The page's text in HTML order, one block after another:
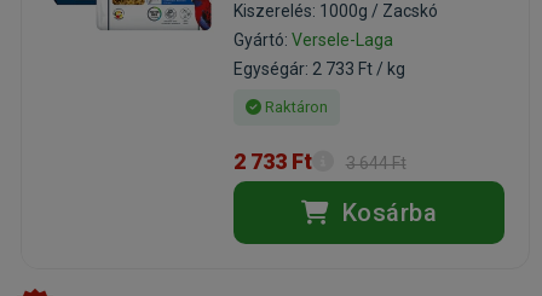
Kiszerelés: 1000g / Zacskó
Gyártó: Versele-Laga
Egységár: 2 733 Ft / kg
Raktáron
2 733 Ft 3 644 Ft
Kosárba